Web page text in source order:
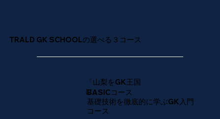
BASICコース
「​山梨をGK王国
に」
​基礎技術を徹底的に学ぶGK入門
コース
​TRALD GK SCHOOLの選べる３コース